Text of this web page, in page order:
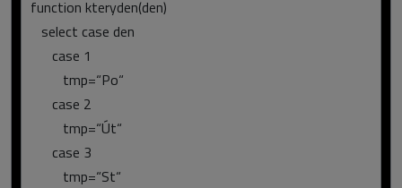
function kteryden(den)
select case den
case 1
tmp=“Po“
case 2
tmp=“Út“
case 3
tmp=“St“